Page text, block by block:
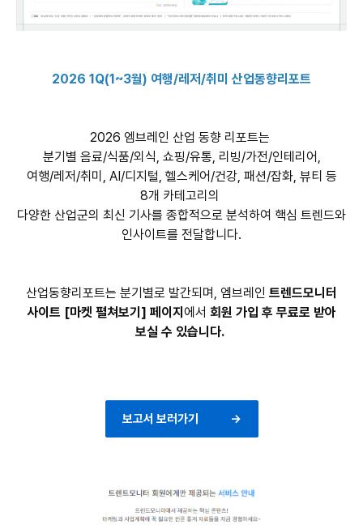
2026 1Q(1~3월) 여행/레저/취미 산업동향리포트
2026 엠브레인 산업 동향 리포트는
분기별 음료/식품/외식, 쇼핑/유통, 리빙/가전/인테리어,
여행/레저/취미, AI/디지털, 헬스케어/건강, 패션/잡화, 뷰티 등
8개 카테고리의
다양한 산업군의 최신 기사를 종합적으로 분석하여 핵심 트렌드와
인사이트를 전달합니다.
산업동향리포트는 분기별로 발간되며, 엠브레인 트렌드모니터
사이트 [마켓 펼쳐보기] 페이지 에서 회원 가입 후 무료로 받아
보실 수 있습니다.
보고서 보러가기 →